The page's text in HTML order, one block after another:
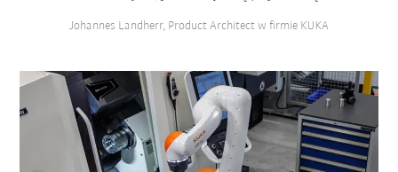
Johannes Landherr, Product Architect w firmie KUKA